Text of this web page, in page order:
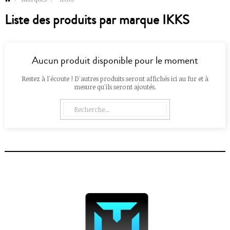
Liste des produits par marque IKKS
Aucun produit disponible pour le moment
Restez à l'écoute ! D'autres produits seront affichés ici au fur et à
mesure qu'ils seront ajoutés.